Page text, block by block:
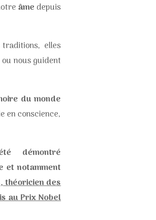
âme depuis
elles
nous guident
du monde
en conscience,
démontré
et notamment
théoricien des
au Prix Nobel